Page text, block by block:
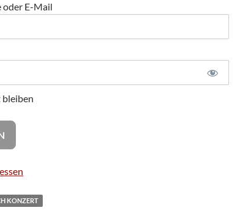
oder E-Mail
KONZERT